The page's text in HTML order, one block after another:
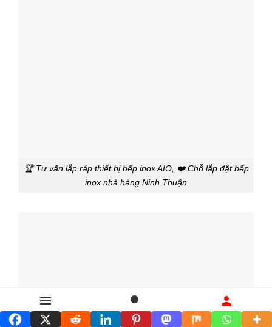
🏆 Tư vấn lắp ráp thiết bị bếp inox AIO, ❤️ Chỗ lắp đặt bếp
inox nhà hàng Ninh Thuận
Danh mục Tìm kiếm Liên hệ